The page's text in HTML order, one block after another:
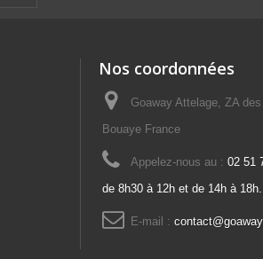
Nos coordonnées
Goaway Attelage, ZA
Bouaye France
Appelez-nous au : 02 51
de 8h30 à 12h et de 14h à
E-mail :